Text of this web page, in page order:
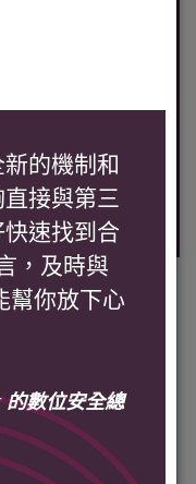
的機制和
接與第三
速找到合
，及時與
幫你放下心
數位安全總
的
球各地
們的資